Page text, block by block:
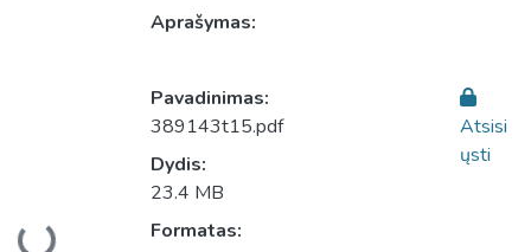
Aprašymas:
Įkeliama...
Pavadinimas:
389143t15.pdf
Dydis:
23.4 MB
Formatas:
Atsisi
ųsti